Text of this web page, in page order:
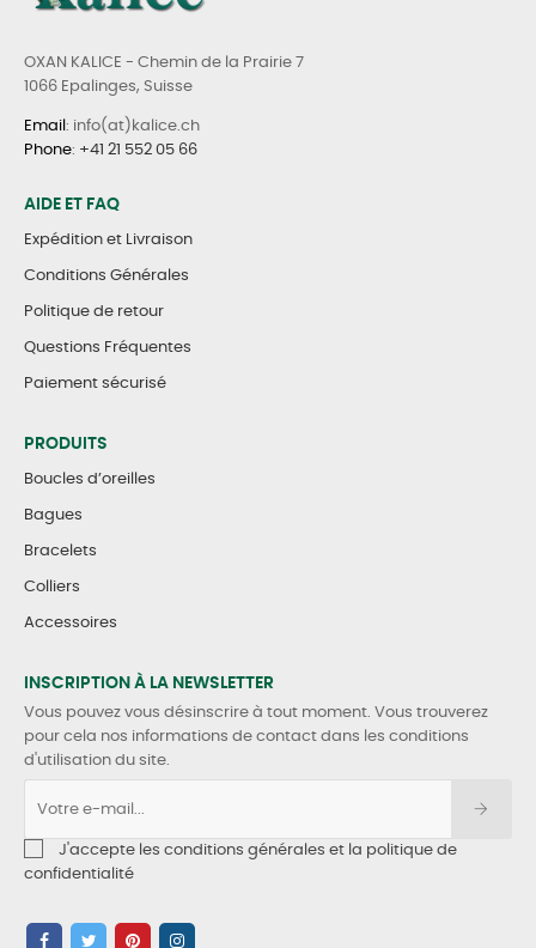
OXAN KALICE - Chemin de la Prairie 7
1066 Epalinges, Suisse
Email : info(at)kalice.ch
Phone: +41 21 552 05 66
AIDE ET FAQ
Expédition et Livraison
Conditions Générales
Politique de retour
Questions Fréquentes
Paiement sécurisé
PRODUITS
Boucles d’oreilles
Bagues
Bracelets
Colliers
Accessoires
INSCRIPTION À LA NEWSLETTER
Vous pouvez vous désinscrire à tout moment. Vous trouverez
pour cela nos informations de contact dans les conditions
d'utilisation du site.
J'accepte les conditions générales et la politique de
confidentialité